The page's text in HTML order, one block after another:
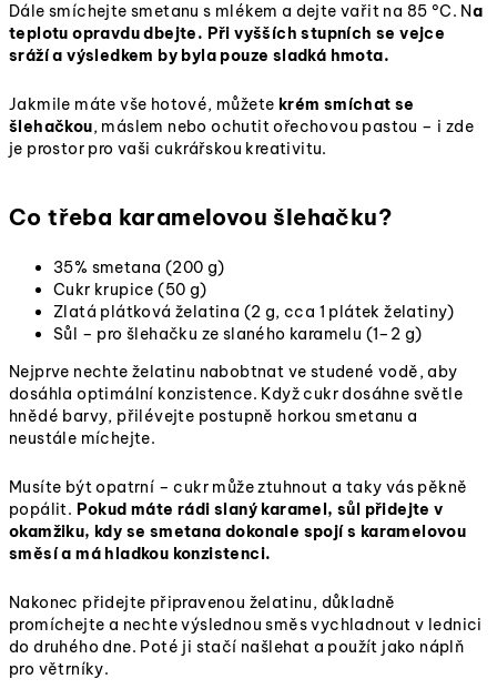
Dále smíchejte smetanu s mlékem a dejte vařit na 85 °C. Na
teplotu opravdu dbejte. Při vyšších stupních se vejce
sráží a výsledkem by byla pouze sladká hmota.
Jakmile máte vše hotové, můžete krém smíchat se
šlehačkou, máslem nebo ochutit ořechovou pastou – i zde
je prostor pro vaši cukrářskou kreativitu.
Co třeba karamelovou šlehačku?
35% smetana (200 g)
Cukr krupice (50 g)
Zlatá plátková želatina (2 g, cca 1 plátek želatiny)
Sůl – pro šlehačku ze slaného karamelu (1–2 g)
Nejprve nechte želatinu nabobtnat ve studené vodě, aby
dosáhla optimální konzistence. Když cukr dosáhne světle
hnědé barvy, přilévejte postupně horkou smetanu a
neustále míchejte.
Musíte být opatrní – cukr může ztuhnout a taky vás pěkně
popálit. Pokud máte rádi slaný karamel, sůl přidejte v
okamžiku, kdy se smetana dokonale spojí s karamelovou
směsí a má hladkou konzistenci.
Nakonec přidejte připravenou želatinu, důkladně
promíchejte a nechte výslednou směs vychladnout v lednici
do druhého dne. Poté ji stačí našlehat a použít jako náplň
pro větrníky.